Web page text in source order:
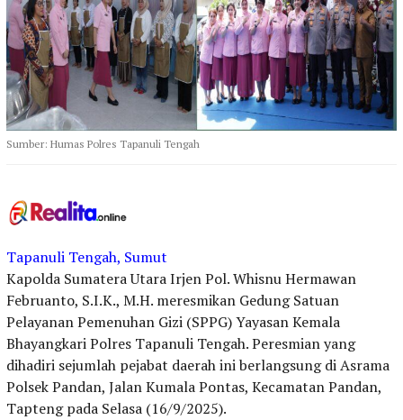
Sumber: Humas Polres Tapanuli Tengah
Tapanuli Tengah, Sumut
Kapolda Sumatera Utara Irjen Pol. Whisnu Hermawan
Februanto, S.I.K., M.H. meresmikan Gedung Satuan
Pelayanan Pemenuhan Gizi (SPPG) Yayasan Kemala
Bhayangkari Polres Tapanuli Tengah. Peresmian yang
dihadiri sejumlah pejabat daerah ini berlangsung di Asrama
Polsek Pandan, Jalan Kumala Pontas, Kecamatan Pandan,
Tapteng pada Selasa (16/9/2025).